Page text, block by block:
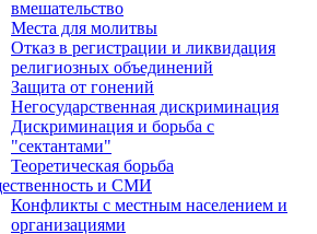
вмешательство
Места для молитвы
Отказ в регистрации и ликвидация
религиозных объединений
Защита от гонений
Негосударственная дискриминация
Дискриминация и борьба с
"сектантами"
Теоретическая борьба
и СМИ
Конфликты с местным населением и
организациями